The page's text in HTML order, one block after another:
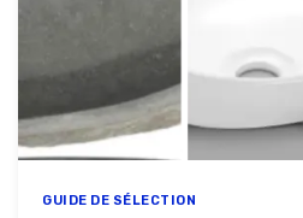
GUIDE DE SÉLECTION